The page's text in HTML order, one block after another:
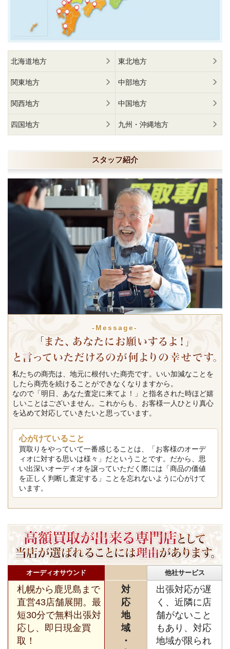
北海道地方 東北地方
関東地方 中部地方
関西地方 中国地方
四国地方 九州・沖縄地方
スタッフ紹介
-Message-
私たちの商売は、地元に根付いた商売です。いい加減なことを
したら商売を続けることができなくなりますから。
なので「明日、あなた査定に来てよ！」と指名された時ほど嬉
しいことはございません。これからも、お客様一人ひとり真心
を込めて対応していきたいと思っています。
心がけていること
買取りをやっていて一番感じることは、「お客様のオーデ
ィオに対する思いは様々」だということです。だから、思
い出深いオーディオを譲っていただく際には「商品の価値
を正しく判断し査定する」ことを忘れないように心がけて
います。
オーディオサウンド 他社サービス
札幌から鹿児島まで
直営43店舗展開。最
短30分で無料出張対
応し、即日現金買
取！
対
応
地
域
・
出張対応が遅
く、近隣に店
舗がないこと
もあり、対応
地域が限られ